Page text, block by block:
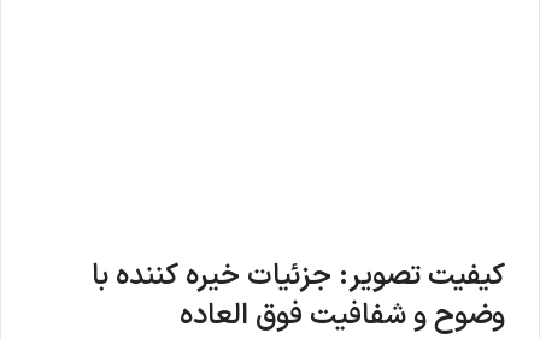
کیفیت تصویر: جزئیات خیره کننده با
وضوح و شفافیت فوق العاده